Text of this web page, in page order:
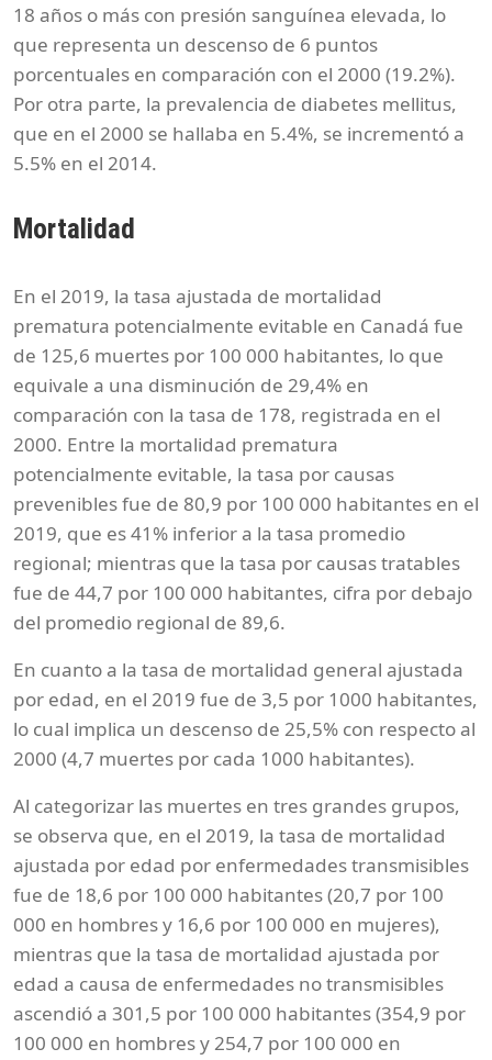
18 años o más con presión sanguínea elevada, lo
que representa un descenso de 6 puntos
porcentuales en comparación con el 2000 (19.2%).
Por otra parte, la prevalencia de diabetes mellitus,
que en el 2000 se hallaba en 5.4%, se incrementó a
5.5% en el 2014.
Mortalidad
En el 2019, la tasa ajustada de mortalidad
prematura potencialmente evitable en Canadá fue
de 125,6 muertes por 100 000 habitantes, lo que
equivale a una disminución de 29,4% en
comparación con la tasa de 178, registrada en el
2000. Entre la mortalidad prematura
potencialmente evitable, la tasa por causas
prevenibles fue de 80,9 por 100 000 habitantes en el
2019, que es 41% inferior a la tasa promedio
regional; mientras que la tasa por causas tratables
fue de 44,7 por 100 000 habitantes, cifra por debajo
del promedio regional de 89,6.
En cuanto a la tasa de mortalidad general ajustada
por edad, en el 2019 fue de 3,5 por 1000 habitantes,
lo cual implica un descenso de 25,5% con respecto al
2000 (4,7 muertes por cada 1000 habitantes).
Al categorizar las muertes en tres grandes grupos,
se observa que, en el 2019, la tasa de mortalidad
ajustada por edad por enfermedades transmisibles
fue de 18,6 por 100 000 habitantes (20,7 por 100
000 en hombres y 16,6 por 100 000 en mujeres),
mientras que la tasa de mortalidad ajustada por
edad a causa de enfermedades no transmisibles
ascendió a 301,5 por 100 000 habitantes (354,9 por
100 000 en hombres y 254,7 por 100 000 en